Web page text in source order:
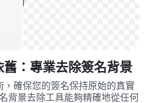
：專業去除簽名背景
，確保您的簽名保持原始的真實
背景去除工具能夠精確地從任何